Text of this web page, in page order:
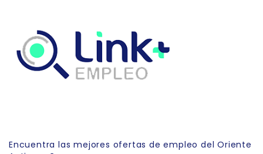
Encuentra las mejores ofertas de empleo del Oriente